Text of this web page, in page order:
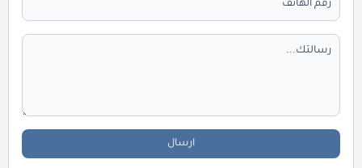
ارسال